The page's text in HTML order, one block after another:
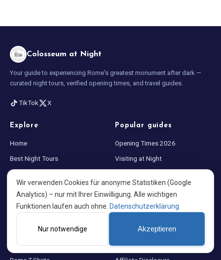
Colosseum at Night
Your guide to experiencing Rome's greatest monument after dark —
curated night tours, verified opening times, and travel guides.
TikTok X
Explore
Home
Best Night Tours
Popular guides
Opening Times 2026
Visiting at Night
Colosseum Facts
Store
Rome Souvenirs
Colosseum Posters
Legal
Privacy Policy
Shipping & Returns
Wir verwenden Cookies für anonyme Statistiken (Google
Analytics) – nur mit Ihrer Einwilligung. Alle wichtigen
Funktionen laufen auch ohne. Datenschutzerklärung
Nur notwendige Akzeptieren